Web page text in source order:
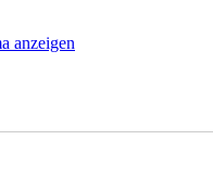
anzeigen